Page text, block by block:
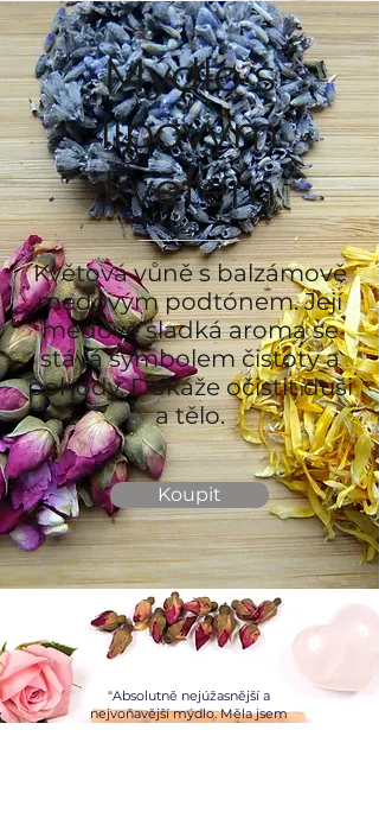
Mýdlo s
lipovým
květem
Květová vůně s balzámově
medovým podtónem. Její
medově sladká aroma se
stává symbolem čistoty a
pohody. Dokáže očistit duši
a tělo.
Koupit
"Absolutně nejúžasnější a
nejvoňavější mýdlo. Měla jsem